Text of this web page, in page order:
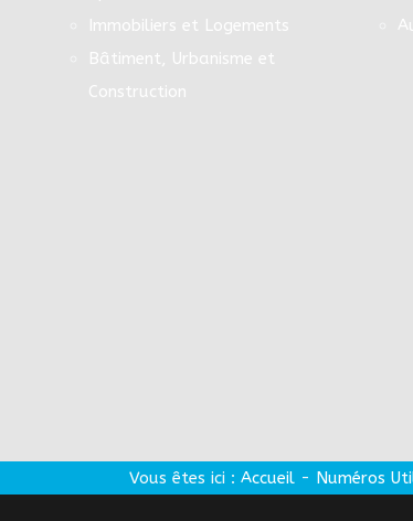
Immobiliers et Logements
Bâtiment, Urbanisme et
Construction
Vous êtes ici : Accueil - Numéros